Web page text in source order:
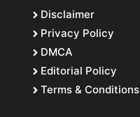
Disclaimer
Privacy Policy
DMCA
Editorial Policy
Terms & Conditions